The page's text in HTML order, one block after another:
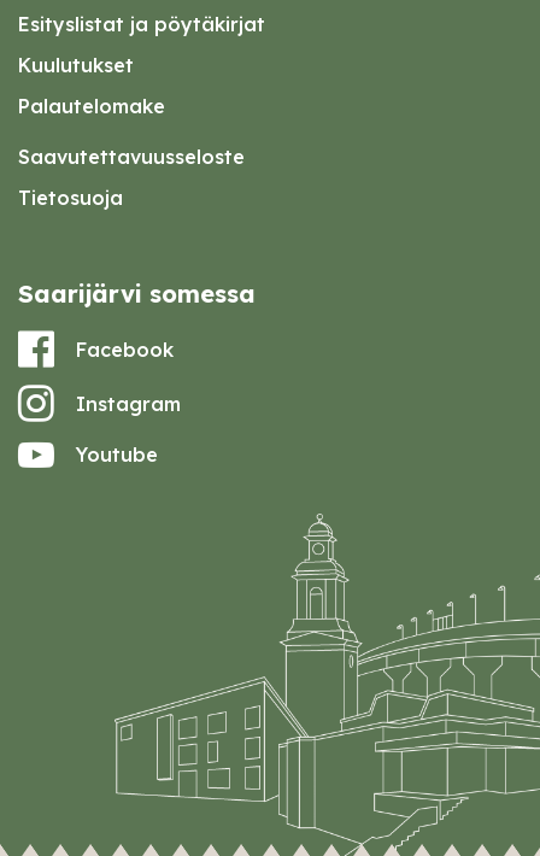
Esityslistat ja pöytäkirjat
Kuulutukset
Palautelomake
Saavutettavuusseloste
Tietosuoja
Saarijärvi somessa
Facebook
Instagram
Youtube